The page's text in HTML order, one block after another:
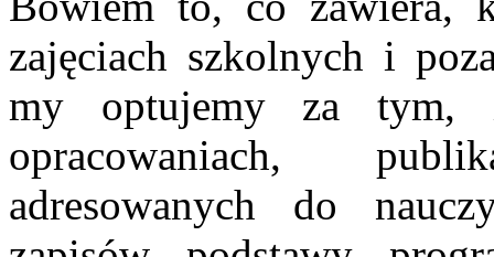
zajęciach szkolnych i
my optujemy za tym,
opracowaniach,
adresowanych do